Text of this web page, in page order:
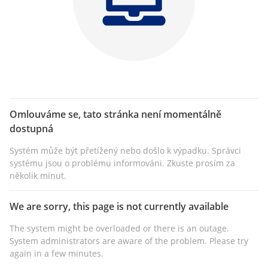
Omlouváme se, tato stránka není momentálně
dostupná
Systém může být přetížený nebo došlo k výpadku. Správci
systému jsou o problému informováni. Zkuste prosím za
několik minut.
We are sorry, this page is not currently available
The system might be overloaded or there is an outage.
System administrators are aware of the problem. Please try
again in a few minutes.